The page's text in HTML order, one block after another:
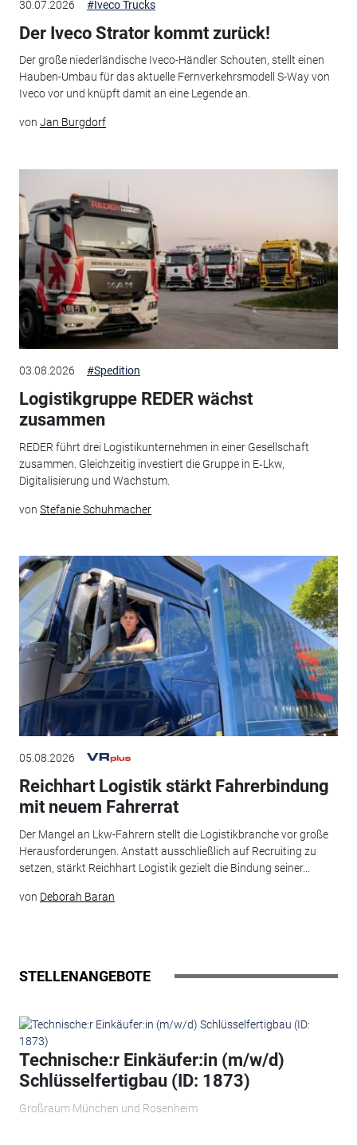
30.07.2026 #Iveco Trucks
Der Iveco Strator kommt zurück!
Der große niederländische Iveco-Händler Schouten, stellt einen
Hauben-Umbau für das aktuelle Fernverkehrsmodell S-Way von
Iveco vor und knüpft damit an eine Legende an.
von Jan Burgdorf
03.08.2026 #Spedition
Logistikgruppe REDER wächst
zusammen
REDER führt drei Logistikunternehmen in einer Gesellschaft
zusammen. Gleichzeitig investiert die Gruppe in E‑Lkw,
Digitalisierung und Wachstum.
von Stefanie Schuhmacher
05.08.2026
Reichhart Logistik stärkt Fahrerbindung
mit neuem Fahrerrat
Der Mangel an Lkw-Fahrern stellt die Logistikbranche vor große
Herausforderungen. Anstatt ausschließlich auf Recruiting zu
setzen, stärkt Reichhart Logistik gezielt die Bindung seiner...
von Deborah Baran
STELLENANGEBOTE
Technische:r Einkäufer:in (m/w/d)
Schlüsselfertigbau (ID: 1873)
Großraum München und Rosenheim